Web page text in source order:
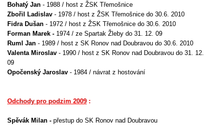
Bohatý Jan - 1988 / host z ŽSK Třemošnice
Zbořil Ladislav - 1978 / host z ŽSK Třemošnice do 30.6. 2010
Fidra Dušan - 1972 / host z ŽSK Třemošnice do 30.6. 2010
Forman Marek - 1974 / ze Spartak Žleby do 31. 12. 09
Ruml Jan - 1989 / host z SK Ronov nad Doubravou do 30.6. 2010
Valenta Miroslav - 1990 / host z SK Ronov nad Doubravou do 31. 12.
09
Opočenský Jaroslav - 1984 / návrat z hostování
Odchody pro podzim 2009 :
Spěvák Milan - přestup do SK Ronov nad Doubravou